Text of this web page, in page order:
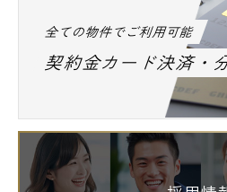
全ての物件でご利用可能
契約金カード決済・